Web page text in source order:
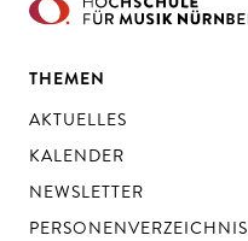
THEMEN
AKTUELLES
KALENDER
NEWSLETTER
PERSONENVERZEICHNIS